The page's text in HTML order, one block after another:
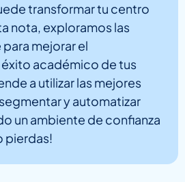
transformar tu centro
nota, exploramos las
mejorar el
académico de tus
a utilizar las mejores
y automatizar
un ambiente de confianza
pierdas!